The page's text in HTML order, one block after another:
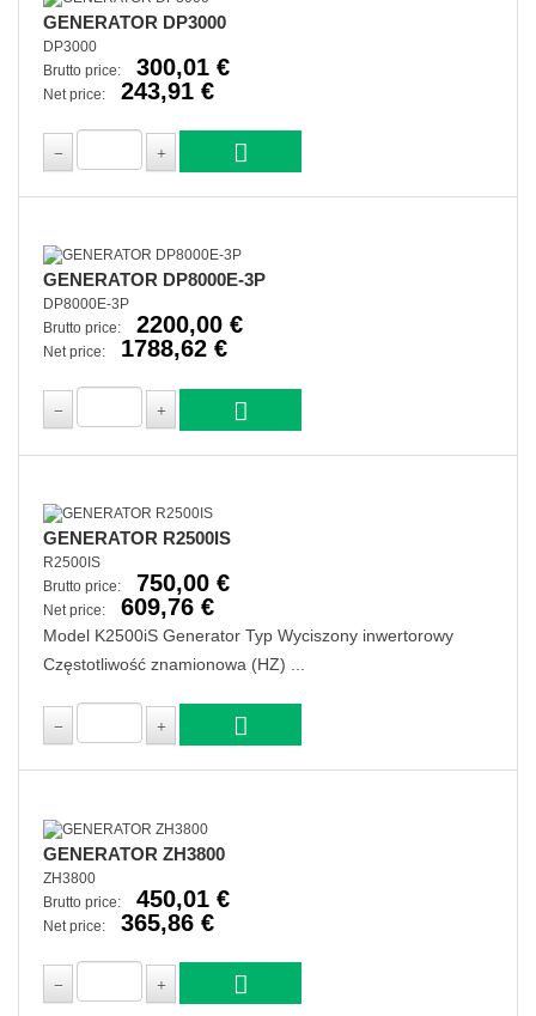
GENERATOR DP3000
DP3000
Brutto price:
300,01 €
Net price: 243,91 €
GENERATOR DP8000E-3P
DP8000E-3P
Brutto price:
2200,00 €
Net price: 1788,62 €
GENERATOR R2500IS
R2500IS
Brutto price:
750,00 €
Net price: 609,76 €
Model K2500iS Generator Typ Wyciszony inwertorowy
Częstotliwość znamionowa (HZ) ...
GENERATOR ZH3800
ZH3800
Brutto price:
450,01 €
Net price: 365,86 €